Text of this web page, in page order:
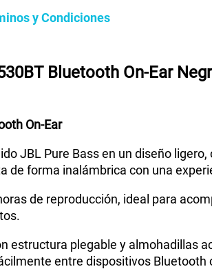
y Condiciones
Bluetooth On-Ear
On-Ear
JBL Pure Bass en un diseño
de forma inalámbrica con una
de reproducción, ideal para
estructura plegable y almohadillas
entre dispositivos Bluetooth